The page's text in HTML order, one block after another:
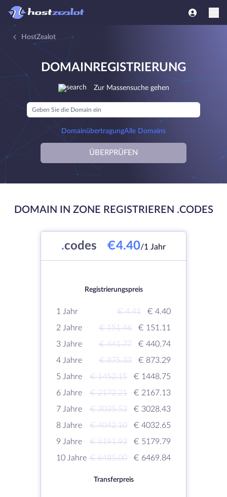
HostZealot
DOMAINREGISTRIERUNG
Zur Massensuche gehen
DomainübertragungAlle Domains
ÜBERPRÜFEN
DOMAIN IN ZONE REGISTRIEREN .CODES
.codes €4.40/1 Jahr
Registrierungspreis
1 Jahr € 4.41
€ 4.40
2 Jahre
€ 151.46
€ 151.11
3 Jahre
€ 441.77
€ 440.74
4 Jahre
€ 875.33
€ 873.29
5 Jahre
€ 1452.15
€ 1448.75
6 Jahre
€ 2172.21
€ 2167.13
7 Jahre
€ 3035.53
€ 3028.43
8 Jahre
€ 4042.10
€ 4032.65
9 Jahre
€ 5191.93
€ 5179.79
10 Jahre € 6485.00 € 6469.84
Transferpreis